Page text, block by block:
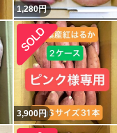
1,280円
3,900円